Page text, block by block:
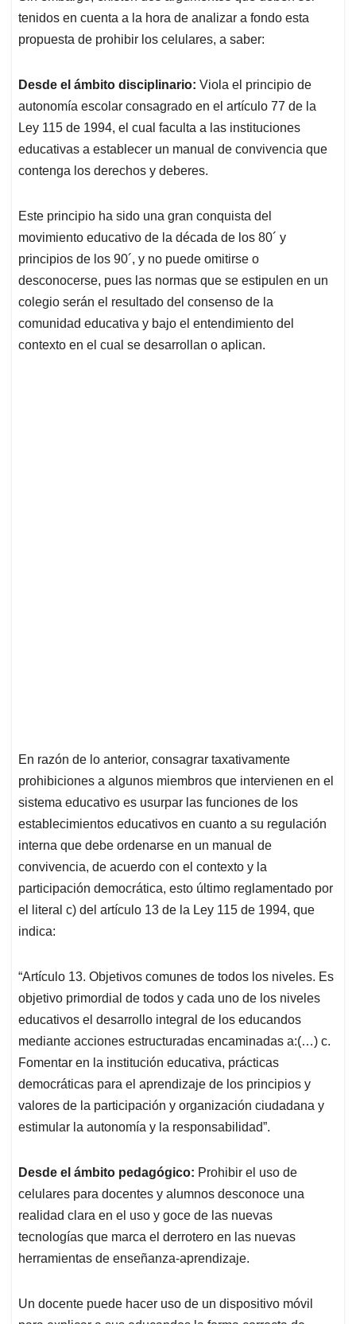
tenidos en cuenta a la hora de analizar a fondo esta
propuesta de prohibir los celulares, a saber:
Desde el ámbito disciplinario: Viola el principio de
autonomía escolar consagrado en el artículo 77 de la
Ley 115 de 1994, el cual faculta a las instituciones
educativas a establecer un manual de convivencia que
contenga los derechos y deberes.
Este principio ha sido una gran conquista del
movimiento educativo de la década de los 80´ y
principios de los 90´, y no puede omitirse o
desconocerse, pues las normas que se estipulen en un
colegio serán el resultado del consenso de la
comunidad educativa y bajo el entendimiento del
contexto en el cual se desarrollan o aplican.
En razón de lo anterior, consagrar taxativamente
prohibiciones a algunos miembros que intervienen en el
sistema educativo es usurpar las funciones de los
establecimientos educativos en cuanto a su regulación
interna que debe ordenarse en un manual de
convivencia, de acuerdo con el contexto y la
participación democrática, esto último reglamentado por
el literal c) del artículo 13 de la Ley 115 de 1994, que
indica:
“Artículo 13. Objetivos comunes de todos los niveles. Es
objetivo primordial de todos y cada uno de los niveles
educativos el desarrollo integral de los educandos
mediante acciones estructuradas encaminadas a:(…) c.
Fomentar en la institución educativa, prácticas
democráticas para el aprendizaje de los principios y
valores de la participación y organización ciudadana y
estimular la autonomía y la responsabilidad”.
Desde el ámbito pedagógico: Prohibir el uso de
celulares para docentes y alumnos desconoce una
realidad clara en el uso y goce de las nuevas
tecnologías que marca el derrotero en las nuevas
herramientas de enseñanza-aprendizaje.
Un docente puede hacer uso de un dispositivo móvil